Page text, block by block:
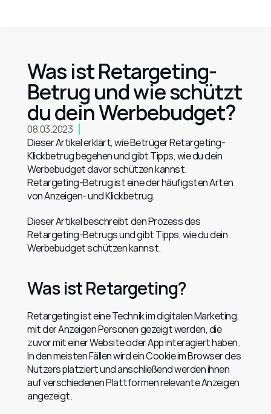
Was ist Retargeting-
Betrug und wie schützt
du dein Werbebudget?
08.03.2023
Dieser Artikel erklärt, wie Betrüger Retargeting-
Klickbetrug begehen und gibt Tipps, wie du dein
Werbebudget davor schützen kannst.
Retargeting-Betrug ist eine der häufigsten Arten
von Anzeigen- und Klickbetrug.
Dieser Artikel beschreibt den Prozess des
Retargeting-Betrugs und gibt Tipps, wie du dein
Werbebudget schützen kannst.
Was ist Retargeting?
Retargeting ist eine Technik im digitalen Marketing,
mit der Anzeigen Personen gezeigt werden, die
zuvor mit einer Website oder App interagiert haben.
In den meisten Fällen wird ein Cookie im Browser des
Nutzers platziert und anschließend werden ihnen
auf verschiedenen Plattformen relevante Anzeigen
angezeigt.